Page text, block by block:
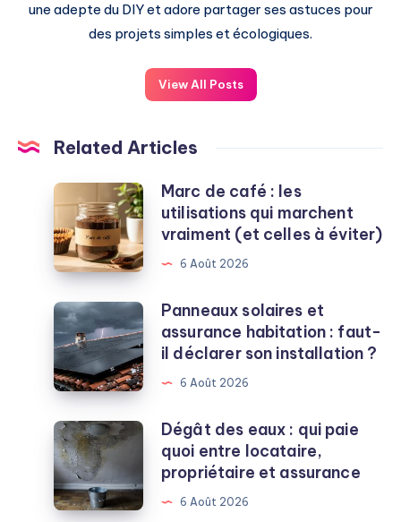
une adepte du DIY et adore partager ses astuces pour
des projets simples et écologiques.
View All Posts
Related Articles
Marc
café
:
les
utilisations
qui
marchent
vraiment
(et
à
éviter)
Marc de café : les
utilisations qui marchent
vraiment (et celles à éviter)
6 Août 2026
Panneaux
solaires
et
assurance
habitation
:
faut-
il
déclarer
son
Panneaux solaires et
assurance habitation : faut-
il déclarer son installation ?
6 Août 2026
Dégât
des
eaux
:
Dégât des eaux : qui paie
quoi entre locataire,
propriétaire et assurance
6 Août 2026